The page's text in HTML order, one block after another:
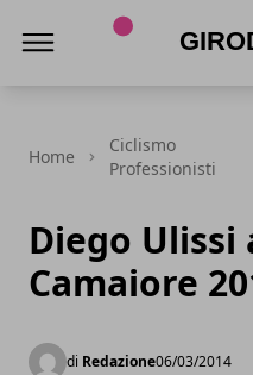
Home
Ciclismo
Professionisti
Diego Ulissi
Camaiore
di Redazione06/03/2014